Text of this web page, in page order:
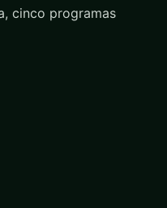
cinco programas